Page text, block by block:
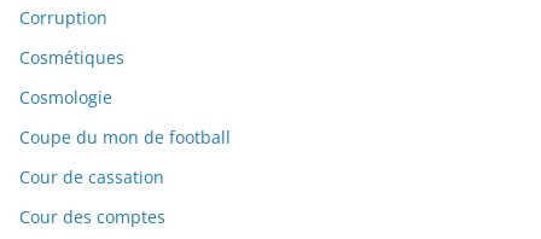
Corruption
Cosmétiques
Cosmologie
Coupe du mon de football
Cour de cassation
Cour des comptes